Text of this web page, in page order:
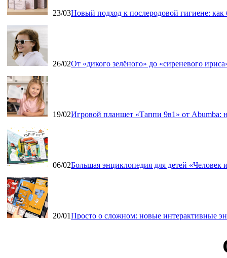
23/03Новый подход к послеродовой гигиене:
26/02От «дикого зелёного» до «сиреневого
19/02Игровой планшет «Таппи 9в1» от Abumba:
06/02Большая энциклопедия для детей
20/01Просто о сложном: новые интерактивные